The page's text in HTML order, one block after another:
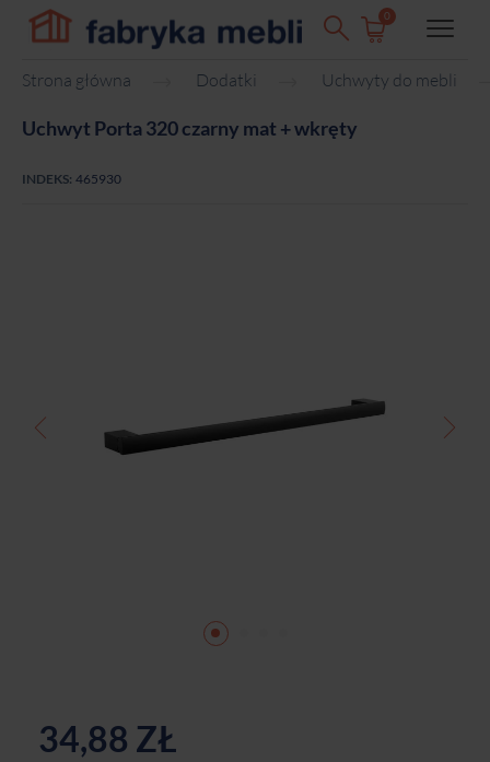
0
Strona główna Dodatki Uchwyty do mebli
Uchwyt Porta 320 czarny mat + wkręty
INDEKS: 465930
34,88 ZŁ